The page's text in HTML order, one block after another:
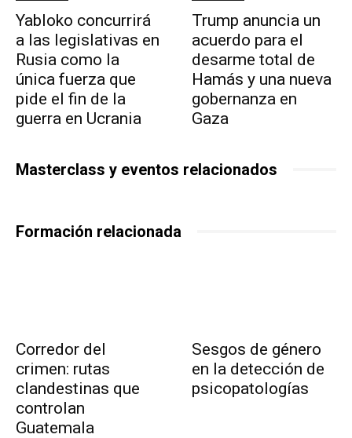
Yabloko concurrirá
a las legislativas en
Rusia como la
única fuerza que
pide el fin de la
guerra en Ucrania
Trump anuncia un
acuerdo para el
desarme total de
Hamás y una nueva
gobernanza en
Gaza
Masterclass y eventos relacionados
Formación relacionada
Corredor del
crimen: rutas
clandestinas que
controlan
Guatemala
Sesgos de género
en la detección de
psicopatologías